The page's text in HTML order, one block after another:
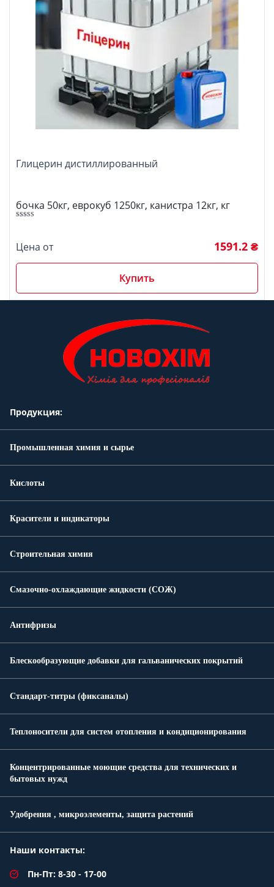
Глицерин дистиллированный
бочка 50кг, еврокуб 1250кг, канистра 12кг, кг
Цена от 1591.2 ₴
Купить
Продукция:
Промышленная химия и сырье
Кислоты
Красители и индикаторы
Строительная химия
Смазочно-охлаждающие жидкости (СОЖ)
Антифризы
Блескообразующие добавки для гальванических покрытий
Стандарт-титры (фиксаналы)
Теплоносители для систем отопления и кондиционирования
Концентрированные моющие средства для технических и
бытовых нужд
Удобрения , микроэлементы, защита растений
Наши контакты:
Пн-Пт: 8-30 - 17-00